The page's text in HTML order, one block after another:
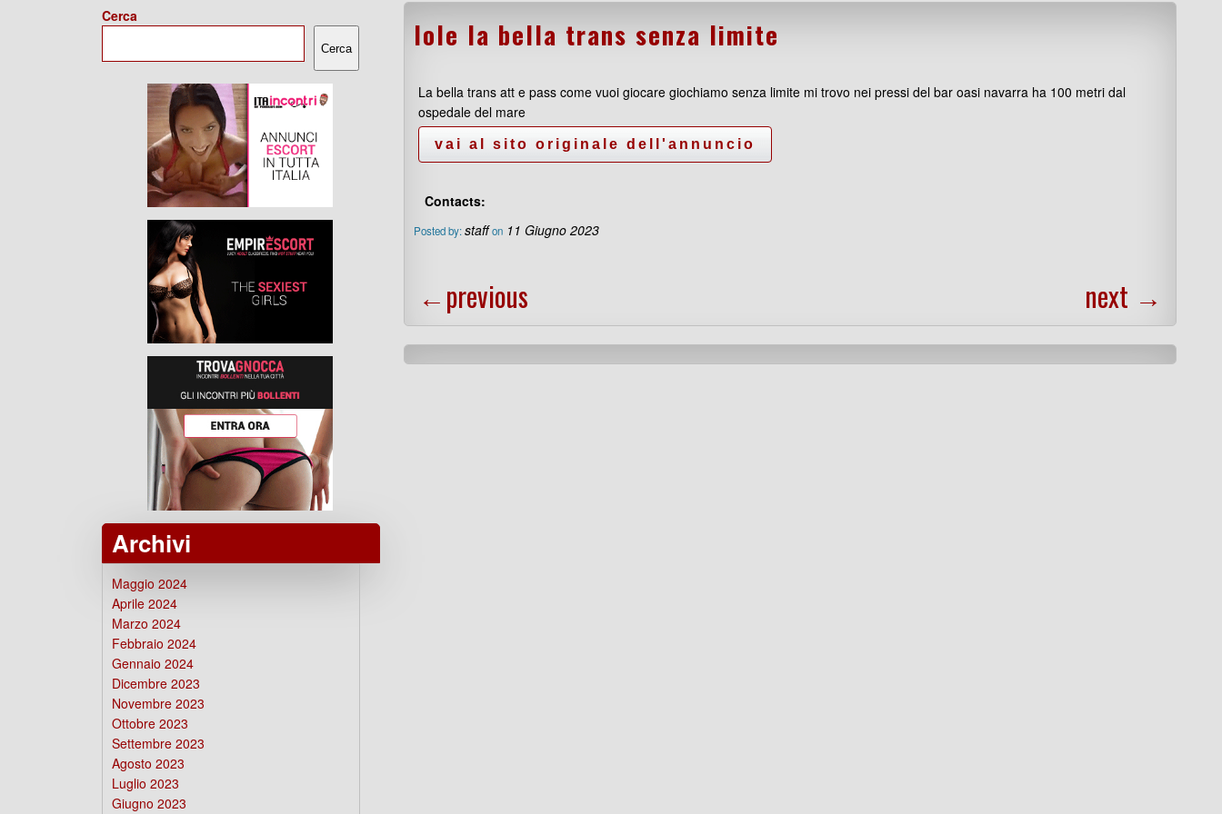
Iole la bella trans senza limite
La bella trans att e pass come vuoi giocare giochiamo senza limite mi trovo nei pressi del bar oasi navarra ha 100 metri dal
ospedale del mare
Contacts:
Posted by:staff on 11 Giugno 2023
←previous next →
Cerca
Cerca
Archivi
Maggio 2024
Aprile 2024
Marzo 2024
Febbraio 2024
Gennaio 2024
Dicembre 2023
Novembre 2023
Ottobre 2023
Settembre 2023
Agosto 2023
Luglio 2023
Giugno 2023